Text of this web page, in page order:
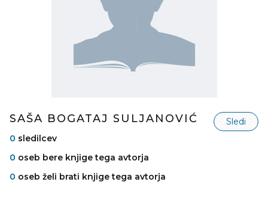
SAŠA BOGATAJ SULJANOVIĆ
Sledi
0 sledilcev
0 oseb bere knjige tega avtorja
0 oseb želi brati knjige tega avtorja